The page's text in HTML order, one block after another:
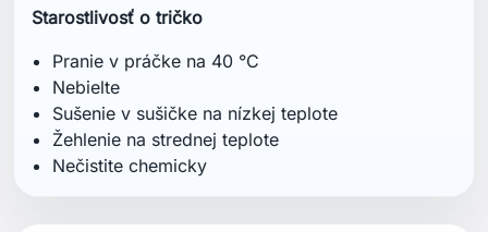
Starostlivosť o tričko
Pranie v práčke na 40 °C
Nebielte
Sušenie v sušičke na nízkej teplote
Žehlenie na strednej teplote
Nečistite chemicky